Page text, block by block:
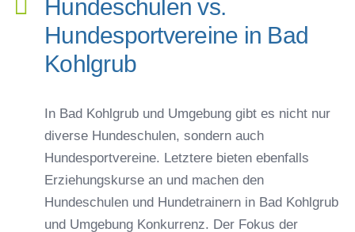
Hundeschulen vs.
Hundesportvereine in Bad
Kohlgrub
In Bad Kohlgrub und Umgebung gibt es nicht nur
diverse Hundeschulen, sondern auch
Hundesportvereine. Letztere bieten ebenfalls
Erziehungskurse an und machen den
Hundeschulen und Hundetrainern in Bad Kohlgrub
und Umgebung Konkurrenz. Der Fokus der